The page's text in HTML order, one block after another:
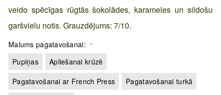
veido spēcīgas rūgtās šokolādes, karameles un sildošu
garšvielu notis. Grauzdējums: 7/10.
Malums pagatavošanai
Pupiņas
Apliešanai krūzē
Pagatavošanai ar French Press
Pagatavošanai turkā